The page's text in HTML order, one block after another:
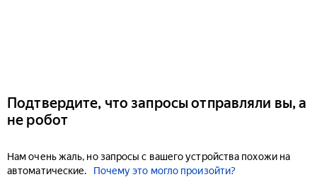
Подтвердите, что запросы отправляли вы, а
не робот
Нам очень жаль, но запросы с вашего устройства похожи на
автоматические.
Почему это могло произойти?